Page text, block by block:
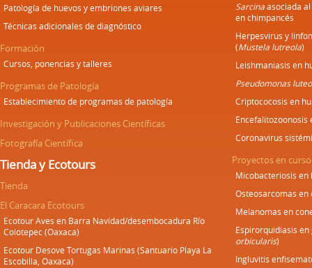
Patología de huevos y embriones aviares
Técnicas adicionales de diagnóstico
Formación
Cursos, ponencias y talleres
Programas de Patología
Establecimiento de programas de patología
Investigación y Publicaciones Científicas
Fotografía Científica
Tienda y Ecotours
Tienda
El Caracara Ecotours
Ecotour Aves en Barra Navidad/desembocadura Río
Colotepec (Oaxaca)
Ecotour Desove Tortugas Marinas (Santuario Playa La
Escobilla, Oaxaca)
Sarcinaasociada
en chimpancés
Herpesvirus y
(Mustela lutreola)
Leishmaniasis en
Pseudomonas
Criptococosis en
Coronavirus
Proyectos en curso
Micobacteriosis en
Osteosarcomas en
Melanomas en
Espirorquidiasis
orbicularis)
Ingluvitis